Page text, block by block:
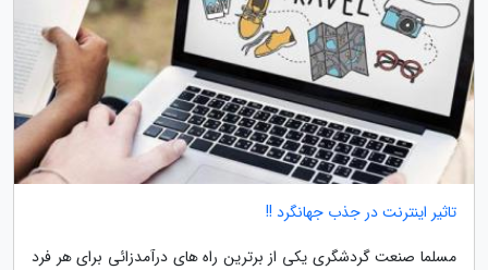
تاثیر اینترنت در جذب جهانگرد !!
مسلما صنعت گردشگری یکی از برترین راه های درآمدزائی برای هر فرد